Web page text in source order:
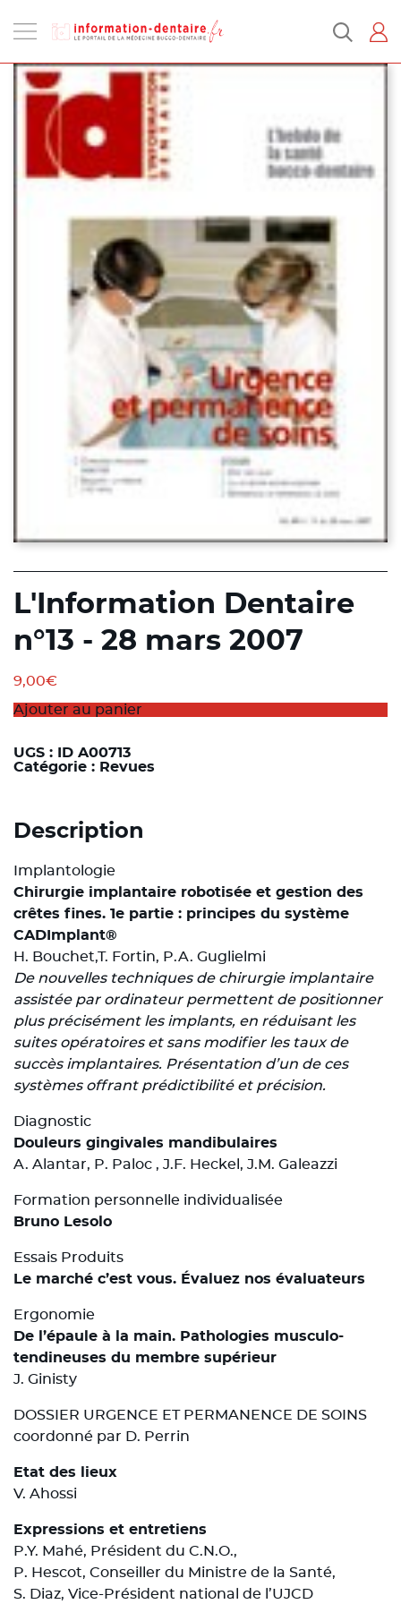
la
navigation
L'Information Dentaire
n°13 - 28 mars 2007
9,00€
Ajouter au panier
UGS :
ID A00713
Catégorie : Revues
Description
Implantologie
Chirurgie implantaire robotisée et gestion des
crêtes fines. 1e partie : principes du système
CADImplant®
H. Bouchet,T. Fortin, P.A. Guglielmi
De nouvelles techniques de chirurgie implantaire
assistée par ordinateur permettent de positionner
plus précisément les implants, en réduisant les
suites opératoires et sans modifier les taux de
succès implantaires. Présentation d’un de ces
systèmes offrant prédictibilité et précision.
Diagnostic
Douleurs gingivales mandibulaires
A. Alantar, P. Paloc , J.F. Heckel, J.M. Galeazzi
Formation personnelle individualisée
Bruno Lesolo
Essais Produits
Le marché c’est vous. Évaluez nos évaluateurs
Ergonomie
De l’épaule à la main. Pathologies musculo-
tendineuses du membre supérieur
J. Ginisty
DOSSIER URGENCE ET PERMANENCE DE SOINS
coordonné par D. Perrin
Etat des lieux
V. Ahossi
Expressions et entretiens
P.Y. Mahé, Président du C.N.O.,
P. Hescot, Conseiller du Ministre de la Santé,
S. Diaz, Vice-Président national de l’UJCD